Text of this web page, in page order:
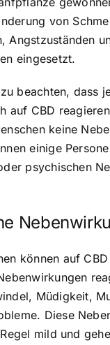
von
Angstzuständen
eingesetzt.
beachten, dass
auf CBD
keine
einige
psychischen
können auf
Müdigkeit,
Diese
mild und